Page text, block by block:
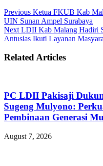
Previous Ketua FKUB Kab
UIN Sunan Ampel Surabaya
Next LDII Kab Malang Hadiri
Antusias Ikuti Layanan
Related Articles
PC LDII Pakisaji
Sugeng Mulyono:
Pembinaan Generasi
August 7, 2026